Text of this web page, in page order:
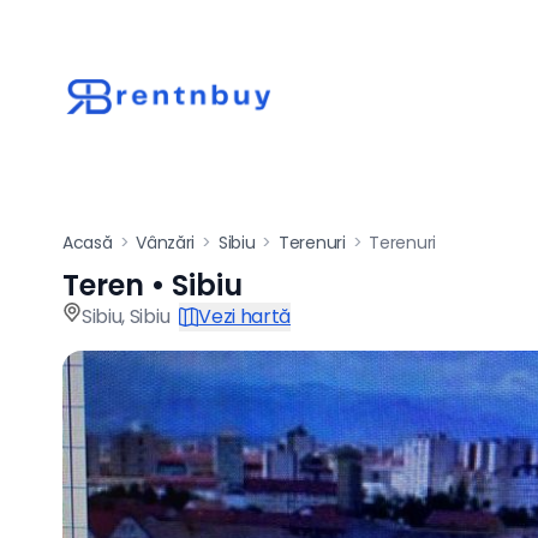
Acasă > Vânzări > Sibiu > Terenuri > Terenuri
Teren de vânzare
Teren • Sibiu
Sibiu,Sibiu Vezi hartă